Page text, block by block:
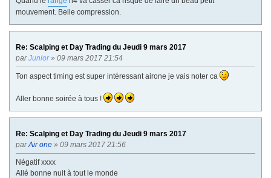
mouvement. Belle compression.
Re: Scalping et Day Trading du Jeudi 9 mars 2017
parJunior» 09 mars 2017 21:54
Ton aspect timing est super intéressant airone je vais noter ca
Aller bonne soirée à tous !
Re: Scalping et Day Trading du Jeudi 9 mars 2017
parAir one » 09 mars 2017 21:56
Négatif xxxx
Allé bonne nuit à tout le monde